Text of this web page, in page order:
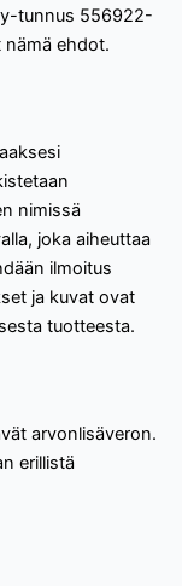
y-tunnus 556922-
nämä ehdot.
nimissä
joka aiheuttaa
ilmoitus
ja kuvat ovat
tuotteesta.
arvonlisäveron.
erillistä